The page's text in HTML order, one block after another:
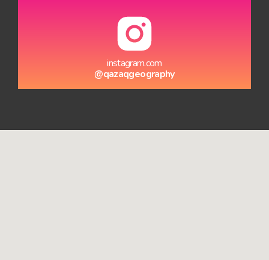
instagram.com
@qazaqgeography